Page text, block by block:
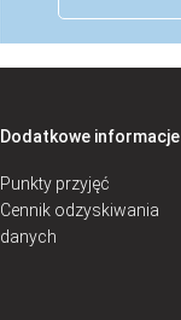
Dodatkowe informacje
Punkty przyjęć
Cennik odzyskiwania
danych